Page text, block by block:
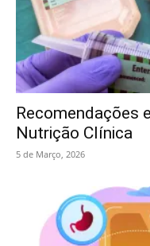
Recomendações
Nutrição Clínica
5 de Março, 2026